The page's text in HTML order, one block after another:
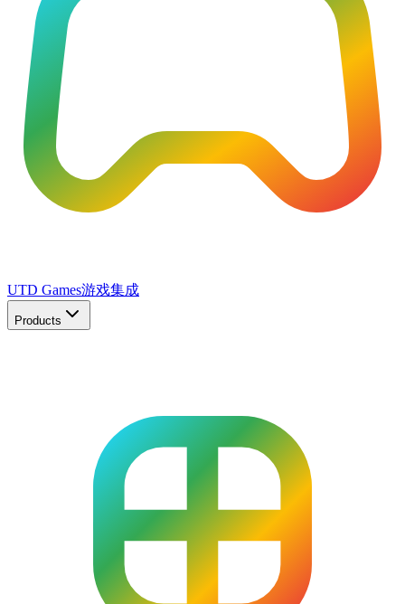
UTD Games游戏集成
Products